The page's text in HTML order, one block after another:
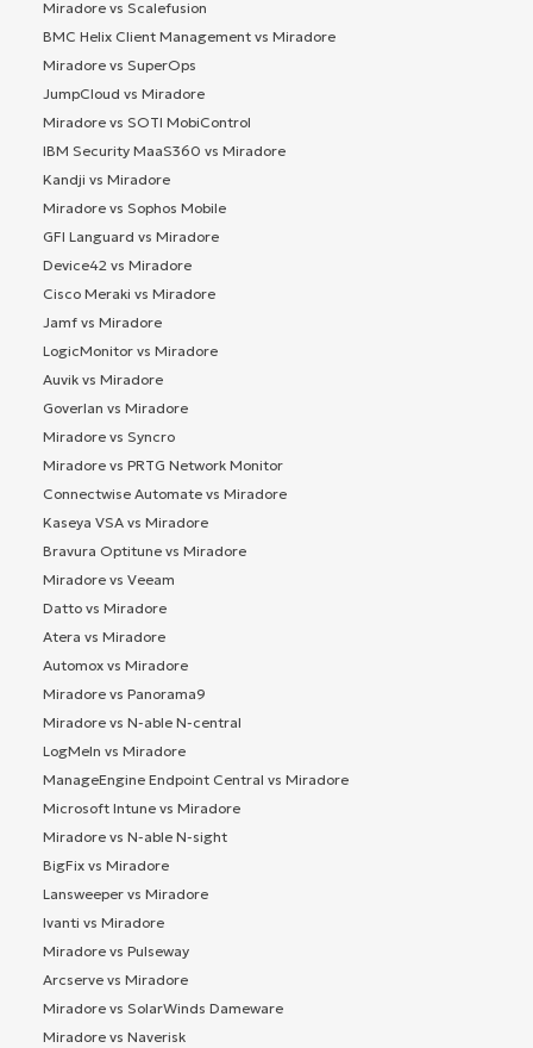
Miradore vs Scalefusion
BMC Helix Client Management vs Miradore
Miradore vs SuperOps
JumpCloud vs Miradore
Miradore vs SOTI MobiControl
IBM Security MaaS360 vs Miradore
Kandji vs Miradore
Miradore vs Sophos Mobile
GFI Languard vs Miradore
Device42 vs Miradore
Cisco Meraki vs Miradore
Jamf vs Miradore
LogicMonitor vs Miradore
Auvik vs Miradore
Goverlan vs Miradore
Miradore vs Syncro
Miradore vs PRTG Network Monitor
Connectwise Automate vs Miradore
Kaseya VSA vs Miradore
Bravura Optitune vs Miradore
Miradore vs Veeam
Datto vs Miradore
Atera vs Miradore
Automox vs Miradore
Miradore vs Panorama9
Miradore vs N-able N-central
LogMeIn vs Miradore
ManageEngine Endpoint Central vs Miradore
Microsoft Intune vs Miradore
Miradore vs N-able N-sight
BigFix vs Miradore
Lansweeper vs Miradore
Ivanti vs Miradore
Miradore vs Pulseway
Arcserve vs Miradore
Miradore vs SolarWinds Dameware
Miradore vs Naverisk